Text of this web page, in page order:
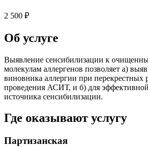
2 500 ₽
Об услуге
Выявление сенсибилизации к
молекулам аллергенов позволяет а)
виновника аллергии при перекрестных
проведения АСИТ, и б) для
источника сенсибилизации.
Где оказывают услугу
Партизанская